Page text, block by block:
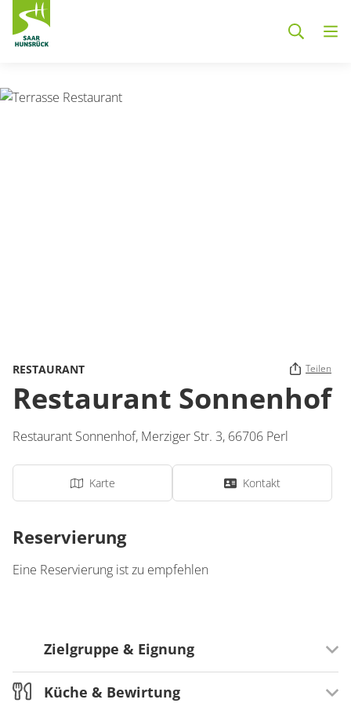
RESTAURANT Teilen
Restaurant Sonnenhof
Restaurant Sonnenhof, Merziger Str. 3, 66706 Perl
Karte Kontakt
Reservierung
Eine Reservierung ist zu empfehlen
Zielgruppe & Eignung
Preissegment
Küche & Bewirtung